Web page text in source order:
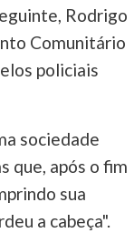
Rodrigo
Comunitário
policiais
sociedade
que, após o fim
sua
a cabeça".